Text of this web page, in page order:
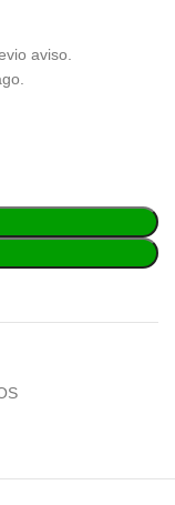
aviso.